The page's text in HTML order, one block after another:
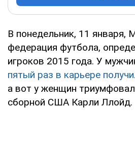
В понедельник, 11 января,
федерация футбола,
игроков 2015 года. У
пятый раз в карьере
а вот у женщин
сборной США Карли Ллойд.